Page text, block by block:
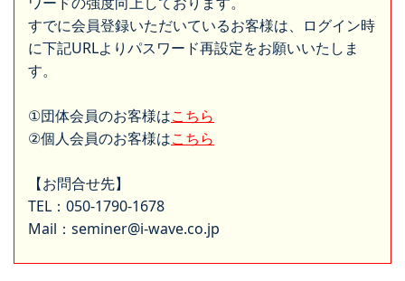
すでに会員登録いただいているお客様は、ログイン時
に下記URLよりパスワード再設定をお願いいたしま
す。
①団体会員のお客様はこちら
②個人会員のお客様はこちら
【お問合せ先】
TEL：050-1790-1678
Mail：seminer@i-wave.co.jp